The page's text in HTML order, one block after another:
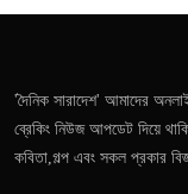
'দৈনিক সারাদেশ' আমাদের
ব্রেকিং নিউজ আপডেট দিয়ে
কবিতা,গল্প এবং সকল প্রকার